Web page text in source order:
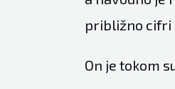
približno cifri
On je tokom